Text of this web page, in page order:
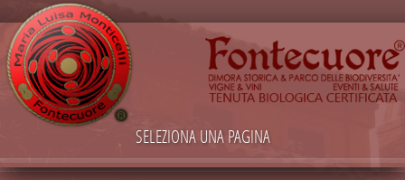
SELEZIONA UNA PAGINA